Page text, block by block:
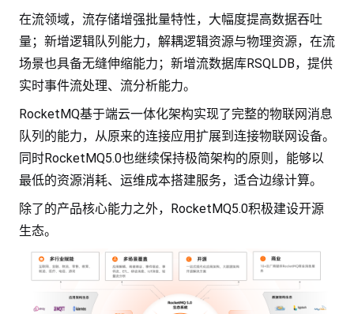
在流领域，流存储增强批量特性，大幅度提高数据吞吐
量；新增逻辑队列能力，解耦逻辑资源与物理资源，在流
场景也具备无缝伸缩能力；新增流数据库RSQLDB，提供
实时事件流处理、流分析能力。
RocketMQ基于端云一体化架构实现了完整的物联网消息
队列的能力，从原来的连接应用扩展到连接物联网设备。
同时RocketMQ5.0也继续保持极简架构的原则，能够以
最低的资源消耗、运维成本搭建服务，适合边缘计算。
除了的产品核心能力之外，RocketMQ5.0积极建设开源
生态。